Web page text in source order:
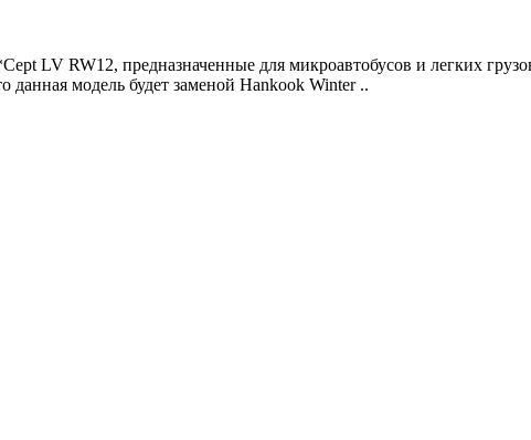
LV RW12, предназначенные для микроавтобусов и легких
данная модель будет заменой Hankook Winter ..